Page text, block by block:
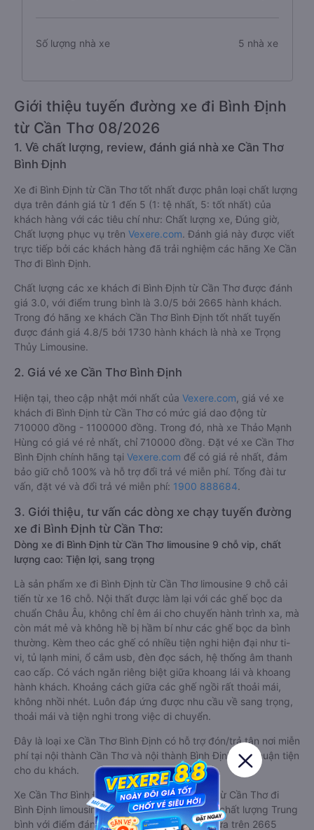
Số lượng nhà xe 5 nhà xe
Giới thiệu tuyến đường xe đi Bình Định
từ Cần Thơ 08/2026
1. Về chất lượng, review, đánh giá nhà xe Cần Thơ
Bình Định
Xe đi Bình Định từ Cần Thơ tốt nhất được phân loại chất lượng
dựa trên đánh giá từ 1 đến 5 (1: tệ nhất, 5: tốt nhất) của
khách hàng với các tiêu chí như: Chất lượng xe, Đúng giờ,
Chất lượng phục vụ trên Vexere.com. Đánh giá này được viết
trực tiếp bởi các khách hàng đã trải nghiệm các hãng Xe Cần
Thơ đi Bình Định.
Chất lượng các xe khách đi Bình Định từ Cần Thơ được đánh
giá 3.0, với điểm trung bình là 3.0/5 bởi 2665 hành khách.
Trong đó hãng xe khách Cần Thơ Bình Định tốt nhất tuyến
được đánh giá 4.8/5 bởi 1730 hành khách là nhà xe Trọng
Thủy Limousine.
2. Giá vé xe Cần Thơ Bình Định
Hiện tại, theo cập nhật mới nhất của Vexere.com , giá vé xe
khách đi Bình Định từ Cần Thơ có mức giá dao động từ
710000 đồng - 1100000 đồng. Trong đó, nhà xe Thảo Mạnh
Hùng có giá vé rẻ nhất, chỉ 710000 đồng. Đặt vé xe Cần Thơ
Bình Định chính hãng tại Vexere.com để có giá rẻ nhất, đảm
bảo giữ chỗ 100% và hỗ trợ đổi trả vé miễn phí. Tổng đài tư
vấn, đặt vé và đổi trả vé miễn phí: 1900 888684.
3. Giới thiệu, tư vấn các dòng xe chạy tuyến đường
xe đi Bình Định từ Cần Thơ:
Dòng xe đi Bình Định từ Cần Thơ limousine 9 chỗ vip, chất
lượng cao: Tiện lợi, sang trọng
Là sản phẩm xe đi Bình Định từ Cần Thơ limousine 9 chỗ cải
tiến từ xe 16 chỗ. Nội thất được làm lại với các ghế bọc da
chuẩn Châu Âu, không chỉ êm ái cho chuyến hành trình xa, mà
còn mát mẻ và không hề bị hầm bí như các ghế bọc da bình
thường. Kèm theo các ghế có nhiều tiện nghi hiện đại như ti-
vi, tủ lạnh mini, ổ cắm usb, đèn đọc sách, hệ thống âm thanh
cao cấp. Có vách ngăn riêng biệt giữa khoang lái và khoang
hành khách. Khoảng cách giữa các ghế ngồi rất thoải mái,
không nhồi nhét. Luôn đáp ứng được nhu cầu về sang trọng,
thoải mái và tiện nghi trong việc di chuyển.
Đây là loại xe Cần Thơ Bình Định có hỗ trợ đón/trả tận nơi miễn
phí tại nội thành Cần Thơ và nội thành Bình Định, rất thuận tiện
cho du khách.
Xe Cần Thơ Bình Định limousine tốt nhất: Xe từ Cần Thơ đi
Bình Định limousine được đánh giá chung có chất lượng Trung
bình với điểm đánh giá trung bình từ 2.9/5 dựa trên 2665